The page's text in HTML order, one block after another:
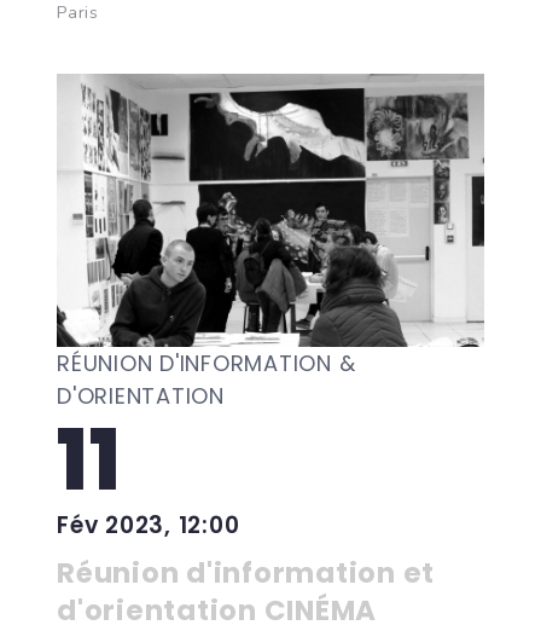
Paris
RÉUNION D'INFORMATION &
D'ORIENTATION
11
Fév 2023, 12:00
Réunion d'information et
d'orientation CINÉMA